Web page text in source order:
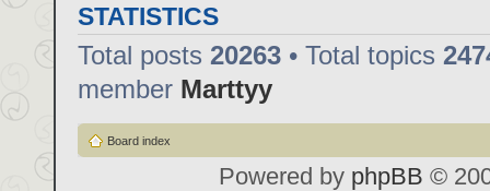
STATISTICS
Total posts 20263 • Total topics
member Marttyy
Board index
Powered by phpBB ©